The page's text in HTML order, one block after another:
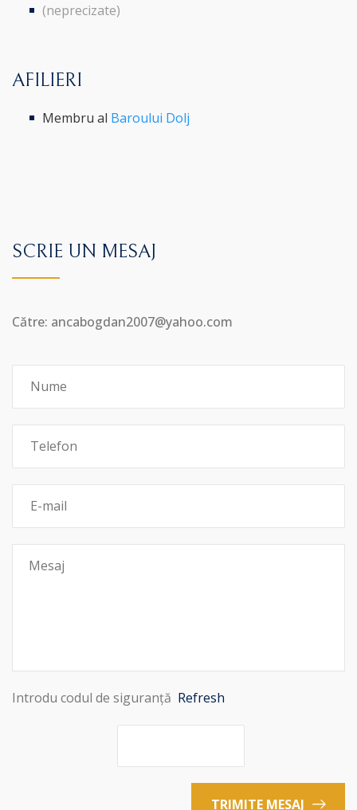
(neprecizate)
AFILIERI
Membru al Baroului Dolj
SCRIE UN MESAJ
Către: ancabogdan2007@yahoo.com
Introdu codul de siguranță Refresh
TRIMITE MESAJ